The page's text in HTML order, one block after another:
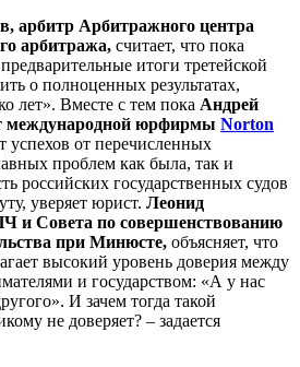
арбитр Арбитражного центра
арбитража, считает, что пока
итоги третейской
о полноценных результатах,
лет». Вместе с тем пока Андрей
международной юрфирмы Norton
успехов от перечисленных
проблем как была, так и
российских государственных судов
уверяет юрист. Леонид
и Совета по совершенствованию
при Минюсте, объясняет, что
высокий уровень доверия между
и государством: «А у нас
И зачем тогда такой
не доверяет? – задается